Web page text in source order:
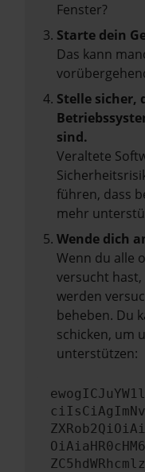
Fenster?
Starte dein
Das kann
Stelle sicher,
sind.
Veraltete
führen, dass
mehr
Wende dich
Wenn du alle
versucht
werden
beheben. Du
schicken, um
unterstützen: